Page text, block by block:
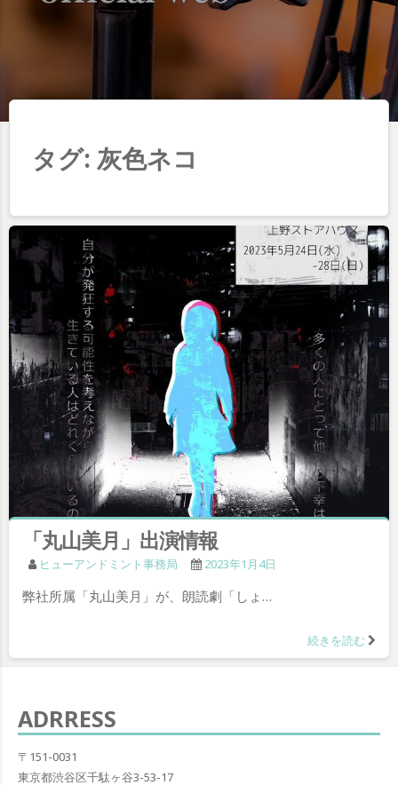
タグ: 灰色ネコ
「丸山美月」出演情報
ヒューアンドミント事務局 2023年1月4日
弊社所属「丸山美月」が、朗読劇「しょ…
続きを読む
ADRRESS
〒151-0031
東京都渋谷区千駄ヶ谷3-53-17